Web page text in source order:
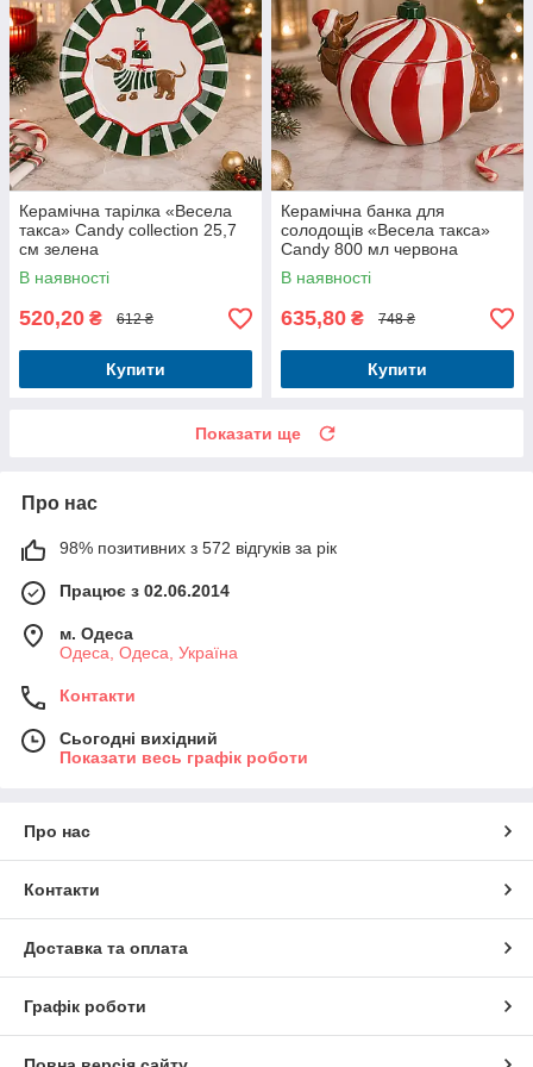
Керамічна тарілка «Весела
такса» Candy collection 25,7
см зелена
В наявності
520,20 ₴ 612 ₴
Купити
Керамічна банка для
солодощів «Весела такса»
Candy 800 мл червона
В наявності
635,80 ₴ 748 ₴
Купити
Показати ще
Про нас
98% позитивних з 572 відгуків за рік
Працює з 02.06.2014
м. Одеса
Одеса, Одеса, Україна
Контакти
Сьогодні вихідний
Показати весь графік роботи
Про нас
Контакти
Доставка та оплата
Графік роботи